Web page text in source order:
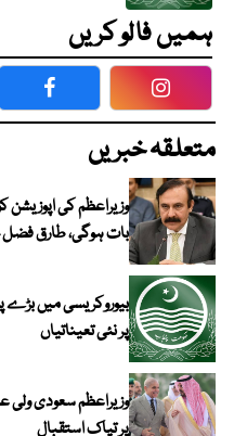
ہمیں فالو کریں
Facebook
متعلقہ خبریں
وزیراعظم کی
بات ہوگی، طارق
بیوروکریسی میں بڑے
پر نئی تعیناتیاں
وزیراعظم سعودی
پر تپاک استقبال